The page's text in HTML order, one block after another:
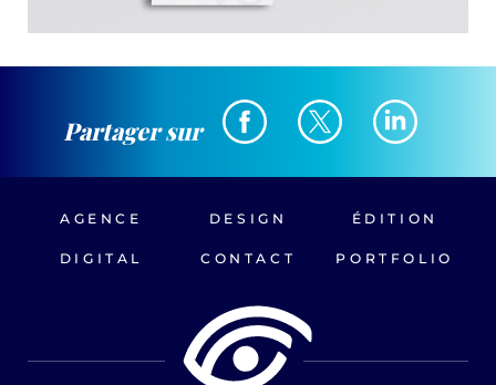
Partager sur
AGENCE DESIGN ÉDITION
DIGITAL CONTACT PORTFOLIO